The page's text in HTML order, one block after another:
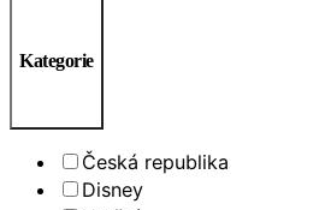
Kategorie
Česká republika
Disney